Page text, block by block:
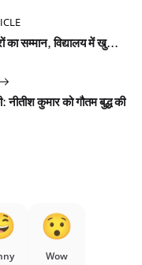
का सम्मान, विद्यालय में खु...
कुमार को गौतम बुद्ध की
Wow